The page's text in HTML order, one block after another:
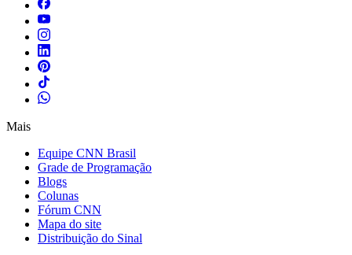
Mais
Equipe CNN Brasil
Grade de Programação
Blogs
Colunas
Fórum CNN
Mapa do site
Distribuição do Sinal